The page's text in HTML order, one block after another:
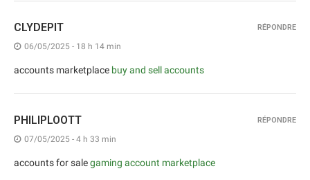
CLYDEPIT
06/05/2025 - 18 h 14 min
accounts marketplace buy and sell accounts
RÉPONDRE
PHILIPLOOTT
07/05/2025 - 4 h 33 min
accounts for salegaming account marketplace
RÉPONDRE